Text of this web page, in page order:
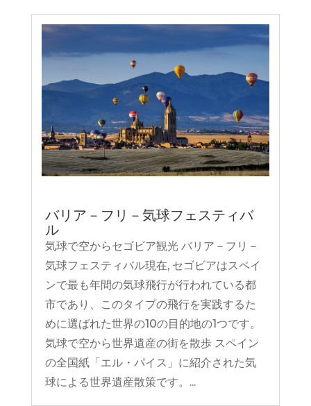
バリア－フリ－気球フェスティバ
ル
気球で空からセゴビア観光 バリア－フリ－
気球フェスティバル現在, セゴビアはスペイ
ンで最も年間の気球飛行が行われている都
市であり、このタイプの飛行を実践するた
めに選ばれた世界の10の目的地の1つです。
気球で空から世界遺産の街を散歩 スペイン
の全国紙「エル・パイス」に紹介された気
球による世界遺産散策です。...